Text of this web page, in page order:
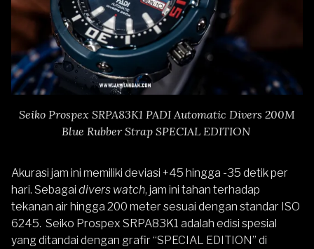
Seiko Prospex SRPA83K1 PADI Automatic Divers 200M
Blue Rubber Strap SPECIAL EDITION
Akurasi jam ini memiliki deviasi +45 hingga -35 detik per
hari. Sebagai divers watch, jam ini tahan terhadap
tekanan air hingga 200 meter sesuai dengan standar ISO
6245. Seiko Prospex SRPA83K1 adalah edisi spesial
yang ditandai dengan grafir “SPECIAL EDITION” di